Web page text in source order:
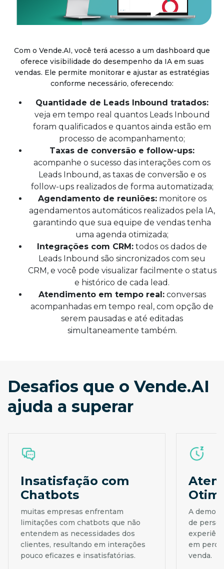
Com o Vende.AI, você terá acesso a um dashboard que
oferece visibilidade do desempenho da IA em suas
vendas. Ele permite monitorar e ajustar as estratégias
conforme necessário, oferecendo:
Quantidade de Leads Inbound tratados:
veja em tempo real quantos Leads Inbound
foram qualificados e quantos ainda estão em
processo de acompanhamento;
Taxas de conversão e follow-ups:
acompanhe o sucesso das interações com os
Leads Inbound, as taxas de conversão e os
follow-ups realizados de forma automatizada;
Agendamento de reuniões:monitore os
agendamentos automáticos realizados pela IA,
garantindo que sua equipe de vendas tenha
uma agenda otimizada;
Integrações com CRM: todos os dados de
Leads Inbound são sincronizados com seu
CRM, e você pode visualizar facilmente o status
e histórico de cada lead.
Atendimento em tempo real:conversas
acompanhadas em tempo real, com opção de
serem pausadas e até editadas
simultaneamente também.
Desafios que o Vende.AI
ajuda a superar
Insatisfação com
Chatbots
muitas empresas enfrentam
limitações com chatbots que não
entendem as necessidades dos
clientes, resultando em interações
pouco eficazes e insatisfatórias.
A
de
em
venda.